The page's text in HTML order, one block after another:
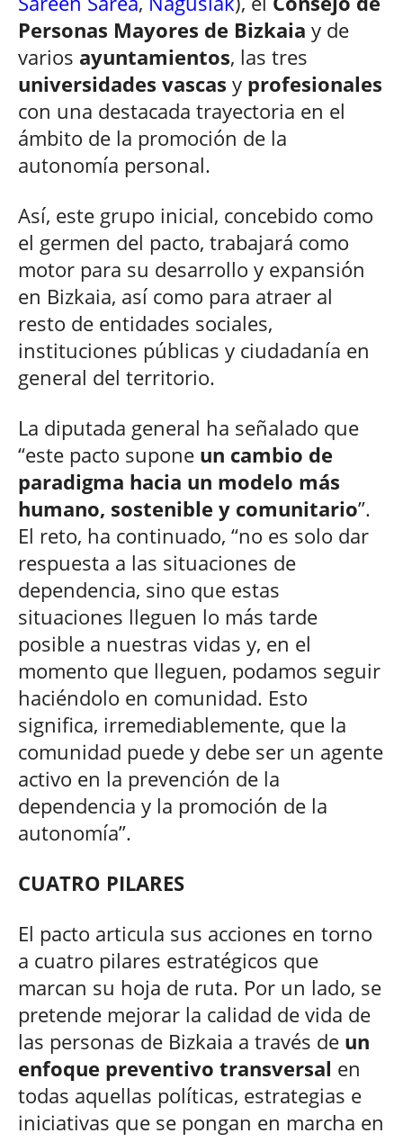
Personas Mayores de Bizkaia y de
varios ayuntamientos, las tres
universidades vascas y profesionales
con una destacada trayectoria en el
ámbito de la promoción de la
autonomía personal.
Así, este grupo inicial, concebido como
el germen del pacto, trabajará como
motor para su desarrollo y expansión
en Bizkaia, así como para atraer al
resto de entidades sociales,
instituciones públicas y ciudadanía en
general del territorio.
La diputada general ha señalado que
“este pacto supone un cambio de
paradigma hacia un modelo más
humano, sostenible y comunitario”.
El reto, ha continuado, “no es solo dar
respuesta a las situaciones de
dependencia, sino que estas
situaciones lleguen lo más tarde
posible a nuestras vidas y, en el
momento que lleguen, podamos seguir
haciéndolo en comunidad. Esto
significa, irremediablemente, que la
comunidad puede y debe ser un agente
activo en la prevención de la
dependencia y la promoción de la
autonomía”.
CUATRO PILARES
El pacto articula sus acciones en torno
a cuatro pilares estratégicos que
marcan su hoja de ruta. Por un lado, se
pretende mejorar la calidad de vida de
las personas de Bizkaia a través de un
enfoque preventivo transversal en
todas aquellas políticas, estrategias e
iniciativas que se pongan en marcha en